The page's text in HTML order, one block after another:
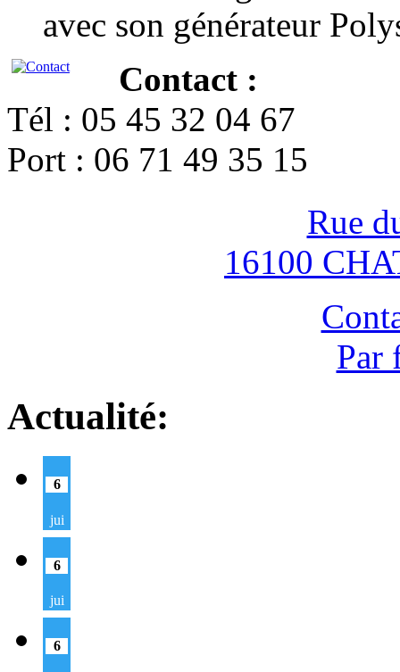
avec son générateur
Contact :
Tél : 05 45 32 04 67
Port : 06 71 49 35 15
Rue
16100
Par
Actualité:
6
jui
6
jui
6